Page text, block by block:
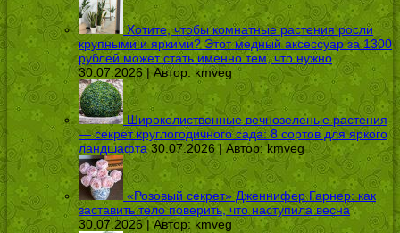
Хотите, чтобы комнатные растения росли
крупными и яркими? Этот медный аксессуар за 1300
рублей может стать именно тем, что нужно
30.07.2026 | Автор: kmveg
Широколиственные вечнозеленые растения
— секрет круглогодичного сада: 8 сортов для яркого
ландшафта 30.07.2026 | Автор:kmveg
«Розовый секрет» Дженнифер Гарнер: как
заставить тело поверить, что наступила весна
30.07.2026 | Автор: kmveg